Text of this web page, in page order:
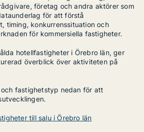
företag och andra aktörer som
för att förstå
timing, konkurrenssituation och
för kommersiella fastigheter.
hotellfastigheter i Örebro län, ger
överblick över aktiviteten på
fastighetstyp nedan för att
till salu i Örebro län